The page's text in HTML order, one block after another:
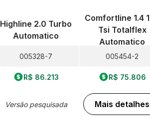
Highline 2.0 Turbo
Automatico
005328-7
R$ 86.213
Versão pesquisada
Comfortline 1.4
Tsi Totalflex
Automatico
005454-2
R$ 75.806
Mais detalhes